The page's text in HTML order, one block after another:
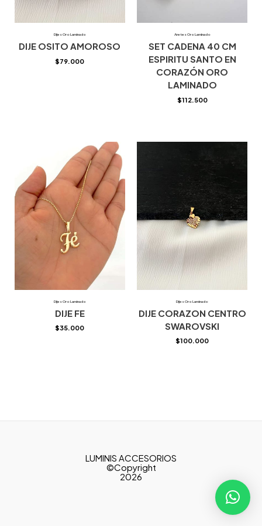
Dijes Oro Laminado
DIJE OSITO AMOROSO
$79.000
Aretes Oro Laminado
SET CADENA 40 CM
ESPIRITU SANTO EN
CORAZÓN ORO
LAMINADO
$112.500
Dijes Oro Laminado
DIJE FE
$35.000
Dijes Oro Laminado
DIJE CORAZON CENTRO
SWAROVSKI
$100.000
LUMINIS ACCESORIOS
©Copyright
2026